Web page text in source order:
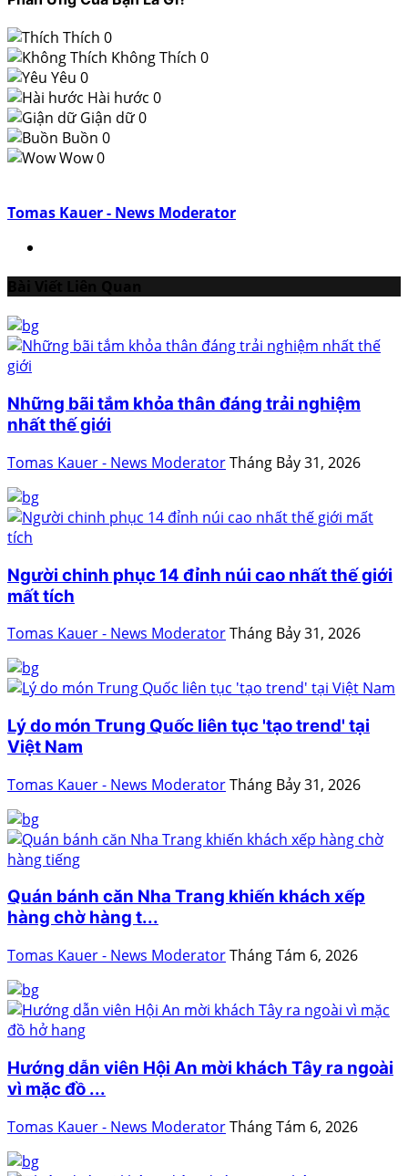
Thích 0
Không Thích 0
Yêu 0
Hài hước 0
Giận dữ0
Buồn 0
Wow0
Tomas Kauer - News Moderator
Những bãi tắm khỏa thân đáng trải nghiệm
nhất thế giới
Tomas Kauer - News ModeratorTháng Bảy 31, 2026
Người chinh phục 14 đỉnh núi cao nhất thế giới
mất tích
Tomas Kauer - News ModeratorTháng Bảy 31, 2026
Lý do món Trung Quốc liên tục 'tạo trend' tại
Việt Nam
Tomas Kauer - News ModeratorTháng Bảy 31, 2026
Quán bánh căn Nha Trang khiến khách xếp
hàng chờ hàng t...
Tomas Kauer - News ModeratorTháng Tám 6, 2026
Hướng dẫn viên Hội An mời khách Tây ra ngoài
vì mặc đồ ...
Tomas Kauer - News ModeratorTháng Tám 6, 2026